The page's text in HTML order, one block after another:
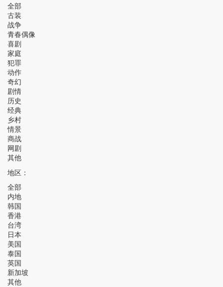
全部
古装
战争
青春偶像
喜剧
家庭
犯罪
动作
奇幻
剧情
历史
经典
乡村
情景
商战
网剧
其他
地区：
全部
内地
韩国
香港
台湾
日本
美国
泰国
英国
新加坡
其他